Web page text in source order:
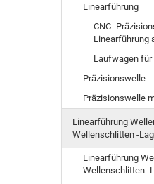
Linearführung
CNC -
Linearführung
Laufwagen
Präzisionswelle
Präzisionswelle
Linearführung
Wellenschlitten -
Linearführung
Wellenschlitten -